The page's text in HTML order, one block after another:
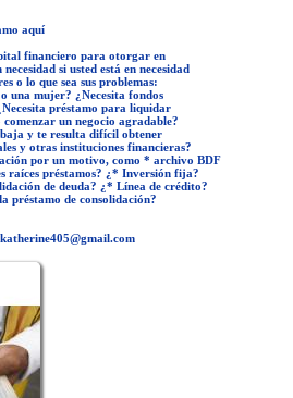
aquí
financiero para otorgar en
si usted está en necesidad
o lo que sea sus problemas:
una mujer? ¿Necesita fondos
préstamo para liquidar
comenzar un negocio agradable?
y te resulta difícil obtener
y otras instituciones financieras?
por un motivo, como * archivo BDF
raíces préstamos? ¿* Inversión fija?
de deuda? ¿* Línea de crédito?
préstamo de consolidación?